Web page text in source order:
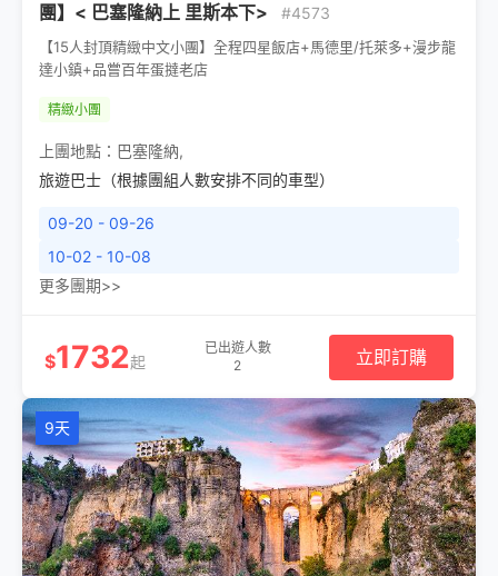
團】< 巴塞隆納上 里斯本下>
#4573
【15人封頂精緻中文小團】全程四星飯店+馬德里/托萊多+漫步龍
達小鎮+品嘗百年蛋撻老店
精緻小團
上團地點： 巴塞隆納,
旅遊巴士（根據團組人數安排不同的車型）
09-20 - 09-26
10-02 - 10-08
更多團期>>
$1732起
已出遊人數
2
立即訂購
9天